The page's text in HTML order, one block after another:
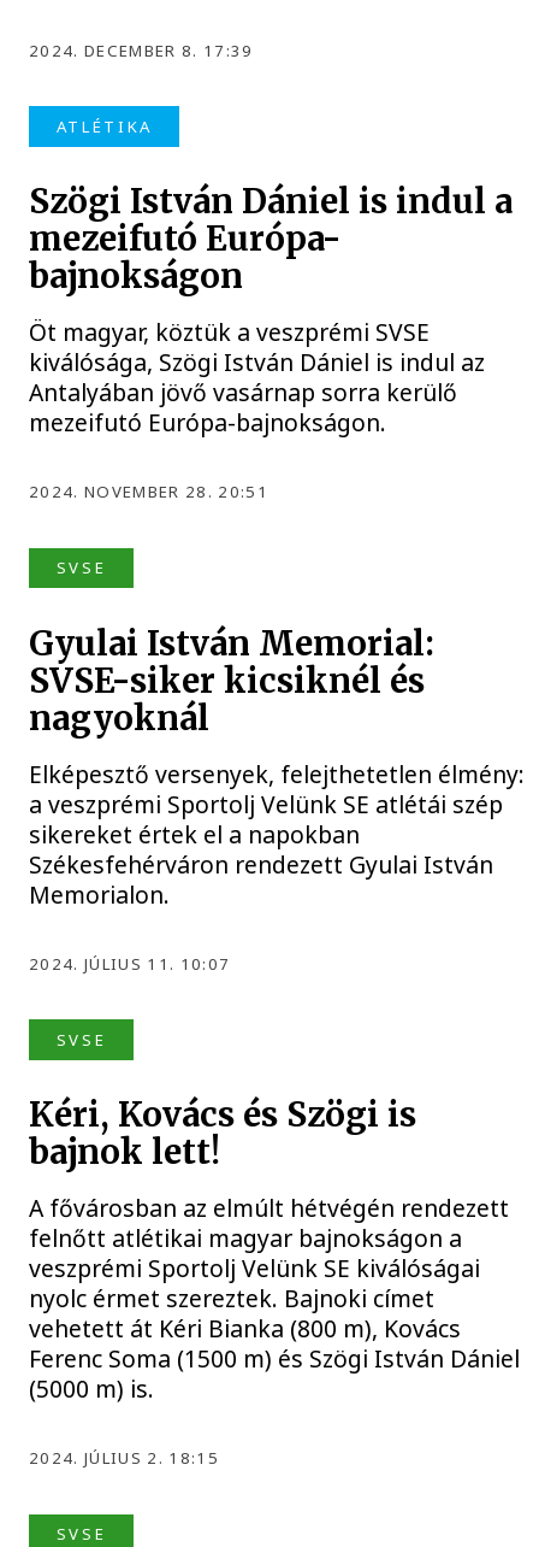
2024. DECEMBER 8. 17:39
ATLÉTIKA
Szögi István Dániel is indul a
mezeifutó Európa-
bajnokságon
Öt magyar, köztük a veszprémi SVSE
kiválósága, Szögi István Dániel is indul az
Antalyában jövő vasárnap sorra kerülő
mezeifutó Európa-bajnokságon.
2024. NOVEMBER 28. 20:51
SVSE
Gyulai István Memorial:
SVSE-siker kicsiknél és
nagyoknál
Elképesztő versenyek, felejthetetlen élmény:
a veszprémi Sportolj Velünk SE atlétái szép
sikereket értek el a napokban
Székesfehérváron rendezett Gyulai István
Memorialon.
2024. JÚLIUS 11. 10:07
SVSE
Kéri, Kovács és Szögi is
bajnok lett!
A fővárosban az elmúlt hétvégén rendezett
felnőtt atlétikai magyar bajnokságon a
veszprémi Sportolj Velünk SE kiválóságai
nyolc érmet szereztek. Bajnoki címet
vehetett át Kéri Bianka (800 m), Kovács
Ferenc Soma (1500 m) és Szögi István Dániel
(5000 m) is.
2024. JÚLIUS 2. 18:15
SVSE